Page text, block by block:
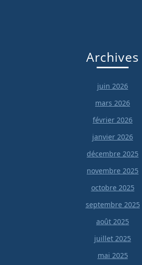
Archives
juin 2026
mars 2026
février 2026
janvier 2026
décembre 2025
novembre 2025
octobre 2025
septembre 2025
août 2025
juillet 2025
mai 2025